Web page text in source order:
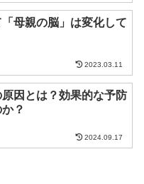
母親の脳」は変化して
2023.03.11
因とは？効果的な予防
？
2024.09.17